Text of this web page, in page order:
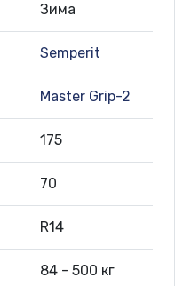
Зима
Semperit
Master Grip-2
175
70
R14
84 - 500 кг